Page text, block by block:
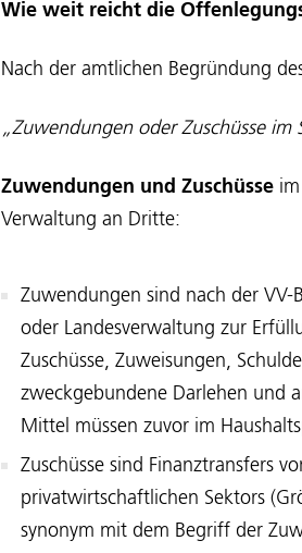
Wie weit reicht die
Nach der amtlichen Begründung
„Zuwendungen oder Zuschüsse im
Zuwendungen und Zuschüsse
Verwaltung an Dritte:
Zuwendungen sind nach der VV-
oder Landesverwaltung zur
Zuschüsse, Zuweisungen,
zweckgebundene Darlehen und
Mittel müssen zuvor im
Zuschüsse sind Finanztransfers
privatwirtschaftlichen Sektors
synonym mit dem Begriff der